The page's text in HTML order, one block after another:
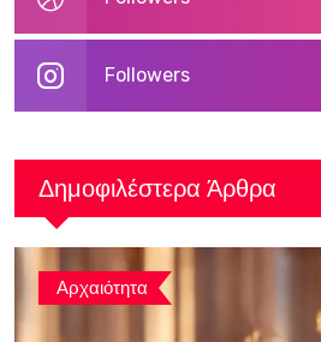
Followers
Δημοφιλέστερα Άρθρα
Αρχαιότητα